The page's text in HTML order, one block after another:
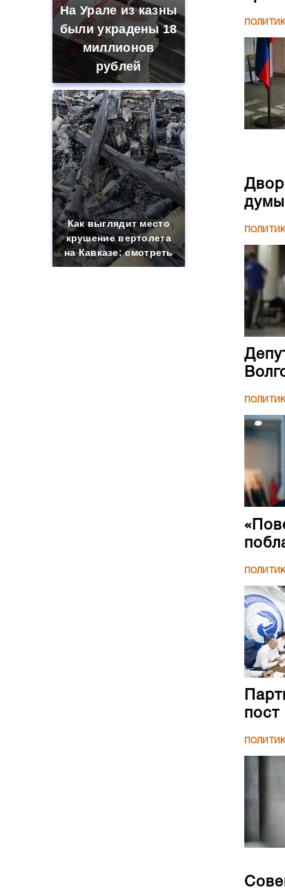
На Урале из казны
были украдены 18
миллионов
рублей
Как выглядит место
крушение вертолета
на Кавказе: смотреть
думы